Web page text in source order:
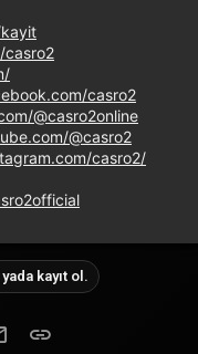
casro2
@casro2online
@casro2
casro2/
kayıt ol.
E-posta